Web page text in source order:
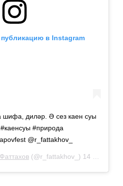
в Instagram
шифа, диләр. Ә сез каен суы
#природа
@r_fattakhov_
(@r_fattakhov_) 14 Апр 2019 в 9:58 PDT